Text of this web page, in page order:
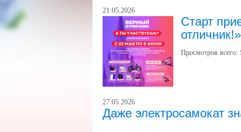
21.05.2026
Старт
отличник!»
Просмотров всего:
27.05.2026
Даже электросамокат